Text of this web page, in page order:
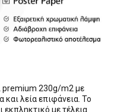
premium 230g/m2 με
και λεία επιφάνεια. Το
με τέλεια